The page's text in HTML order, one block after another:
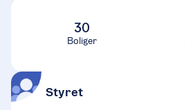
30
Boliger
Styret